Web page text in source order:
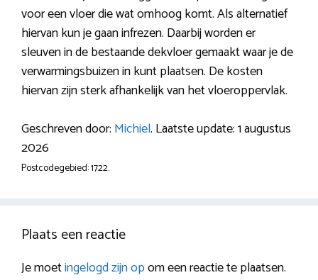
voor een vloer die wat omhoog komt. Als alternatief
hiervan kun je gaan infrezen. Daarbij worden er
sleuven in de bestaande dekvloer gemaakt waar je de
verwarmingsbuizen in kunt plaatsen. De kosten
hiervan zijn sterk afhankelijk van het vloeroppervlak.
Geschreven door: Michiel. Laatste update: 1 augustus
2026
Postcodegebied: 1722.
Plaats een reactie
Je moetingelogd zijn opom een reactie te plaatsen.